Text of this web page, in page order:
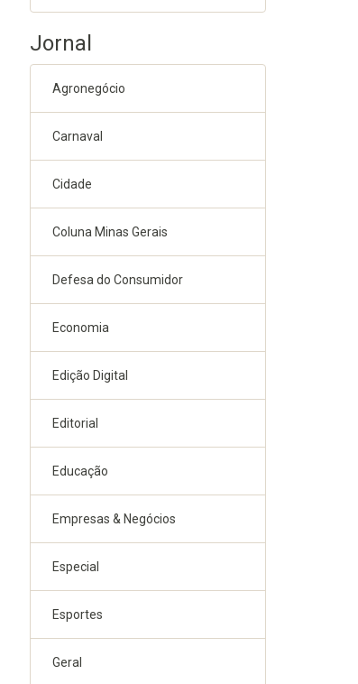
Jornal
Agronegócio
Carnaval
Cidade
Coluna Minas Gerais
Defesa do Consumidor
Economia
Edição Digital
Editorial
Educação
Empresas & Negócios
Especial
Esportes
Geral